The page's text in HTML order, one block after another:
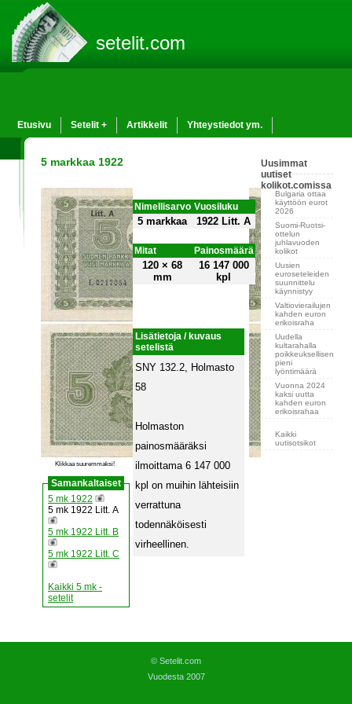
setelit.com
Etusivu Setelit + Artikkelit Yhteystiedot ym.
5 markkaa 1922
Klikkaa suuremmaksi!
Samankaltaiset
5 mk 1922
5 mk 1922 Litt. A
5 mk 1922 Litt. B
5 mk 1922 Litt. C
Kaikki 5 mk -
setelit
Nimellisarvo Vuosiluku
5 markkaa 1922 Litt. A
Mitat Painosmäärä
120 × 68
mm
16 147 000
kpl
Lisätietoja / kuvaus
setelistä
SNY 132.2, Holmasto
58
Holmaston
painosmääräksi
ilmoittama 6 147 000
kpl on muihin lähteisiin
verrattuna
todennäköisesti
virheellinen.
Uusimmat
uutiset
kolikot.comissa
Bulgaria ottaa
käyttöön eurot
2026
Suomi-Ruotsi-
ottelun
juhlavuoden
kolikot
Uusien
euroseteleiden
suunnittelu
käynnistyy
Valtiovierailujen
kahden euron
erikoisraha
Uudella
kultarahalla
poikkeuksellisen
pieni
lyöntimäärä
Vuonna 2024
kaksi uutta
kahden euron
erikoisrahaa
Kaikki
uutisotsikot
© Setelit.com
Vuodesta 2007